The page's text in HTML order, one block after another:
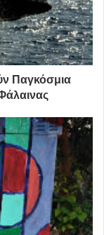
ο ΑΜΚΑ για
Παγκόσμια